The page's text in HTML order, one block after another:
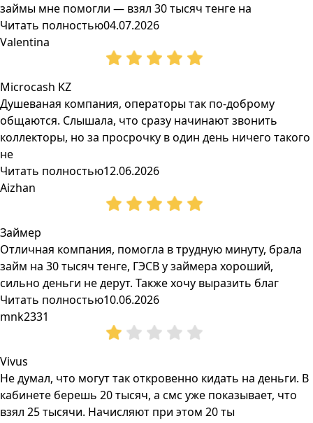
займы мне помогли — взял 30 тысяч тенге на
Читать полностью04.07.2026
Valentina
Microcash KZ
Душеваная компания, операторы так по-доброму
общаются. Слышала, что сразу начинают звонить
коллекторы, но за просрочку в один день ничего такого
не
Читать полностью12.06.2026
Aizhan
Займер
Отличная компания, помогла в трудную минуту, брала
займ на 30 тысяч тенге, ГЭСВ у займера хороший,
сильно деньги не дерут. Также хочу выразить благ
Читать полностью10.06.2026
mnk2331
Vivus
Не думал, что могут так откровенно кидать на деньги. В
кабинете берешь 20 тысяч, а смс уже показывает, что
взял 25 тысячи. Начисляют при этом 20 ты